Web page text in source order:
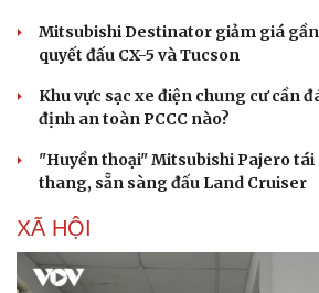
Mitsubishi Destinator giảm giá
quyết đấu CX-5 và Tucson
Khu vực sạc xe điện chung cư cần
định an toàn PCCC nào?
"Huyền thoại" Mitsubishi Pajero
thang, sẵn sàng đấu Land Cruiser
XÃ HỘI